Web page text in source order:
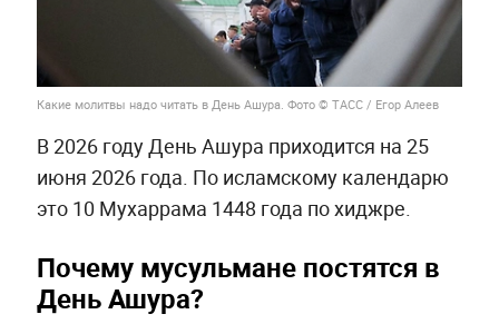
Какие молитвы надо читать в День Ашура. Фото © ТАСС / Егор Алеев
В 2026 году День Ашура приходится на 25
июня 2026 года. По исламскому календарю
это 10 Мухаррама 1448 года по хиджре.
Почему мусульмане постятся в
День Ашура?